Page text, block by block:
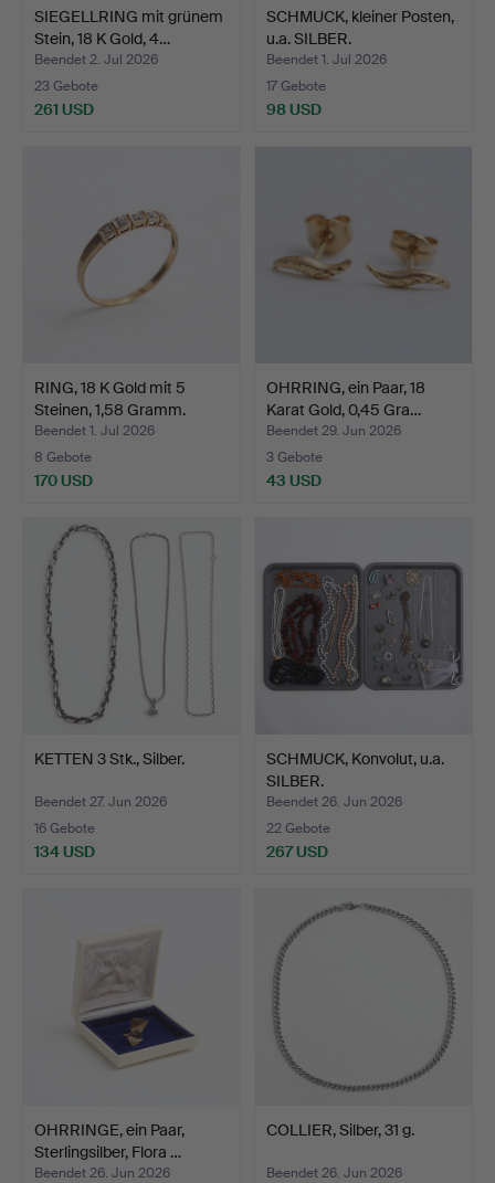
SIEGELLRING mit grünem
Stein, 18 K Gold, 4…
Beendet 2. Jul 2026
23 Gebote
261 USD
SCHMUCK, kleiner Posten,
u.a. SILBER.
Beendet 1. Jul 2026
17 Gebote
98 USD
RING, 18 K Gold mit 5
Steinen, 1,58 Gramm.
Beendet 1. Jul 2026
8 Gebote
170 USD
OHRRING, ein Paar, 18
Karat Gold, 0,45 Gra…
Beendet 29. Jun 2026
3 Gebote
43 USD
KETTEN 3 Stk., Silber.
Beendet 27. Jun 2026
16 Gebote
134 USD
SCHMUCK, Konvolut, u.a.
SILBER.
Beendet 26. Jun 2026
22 Gebote
267 USD
OHRRINGE, ein Paar,
Sterlingsilber, Flora …
Beendet 26. Jun 2026
COLLIER, Silber, 31 g.
Beendet 26. Jun 2026